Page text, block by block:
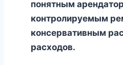
понятным
контролируемым
консервативным
расходов.